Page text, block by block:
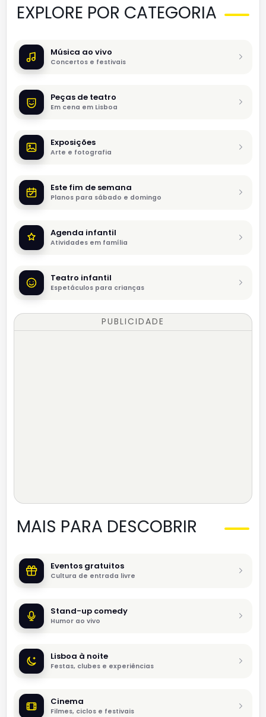
EXPLORE POR CATEGORIA
Música ao vivo
Concertos e festivais
Peças de teatro
Em cena em Lisboa
Exposições
Arte e fotografia
Este fim de semana
Planos para sábado e domingo
Agenda infantil
Atividades em família
Teatro infantil
Espetáculos para crianças
PUBLICIDADE
MAIS PARA DESCOBRIR
Eventos gratuitos
Cultura de entrada livre
Stand-up comedy
Humor ao vivo
Lisboa à noite
Festas, clubes e experiências
Cinema
Filmes, ciclos e festivais